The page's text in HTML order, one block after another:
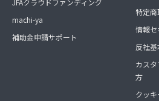
JFAクラウドファンディング
machi-ya
補助金申請サポート
特定
情報セ
反社
カス
方
クッ